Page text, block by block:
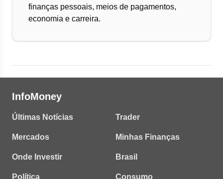
finanças pessoais, meios de pagamentos,
economia e carreira.
InfoMoney
Últimas Notícias
Mercados
Onde Investir
Política
Trader
Minhas Finanças
Brasil
Consumo